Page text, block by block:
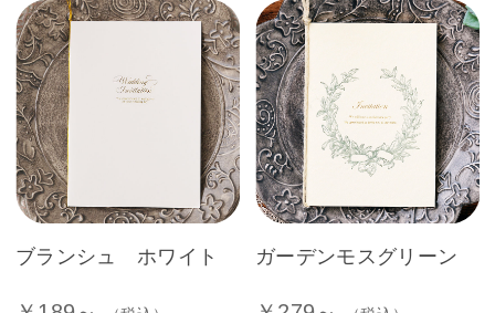
ブランシュ ホワイト ガーデンモスグリーン